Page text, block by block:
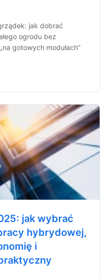
jak dobrać
ogrodu bez
gotowych modułach”
jak wybrać
hybrydowej,
i